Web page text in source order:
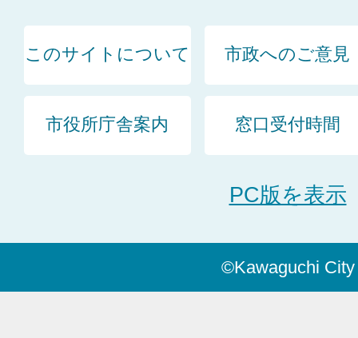
このサイトについて 市政へのご意見
市役所庁舎案内 窓口受付時間
PC版を表示
©Kawaguchi City